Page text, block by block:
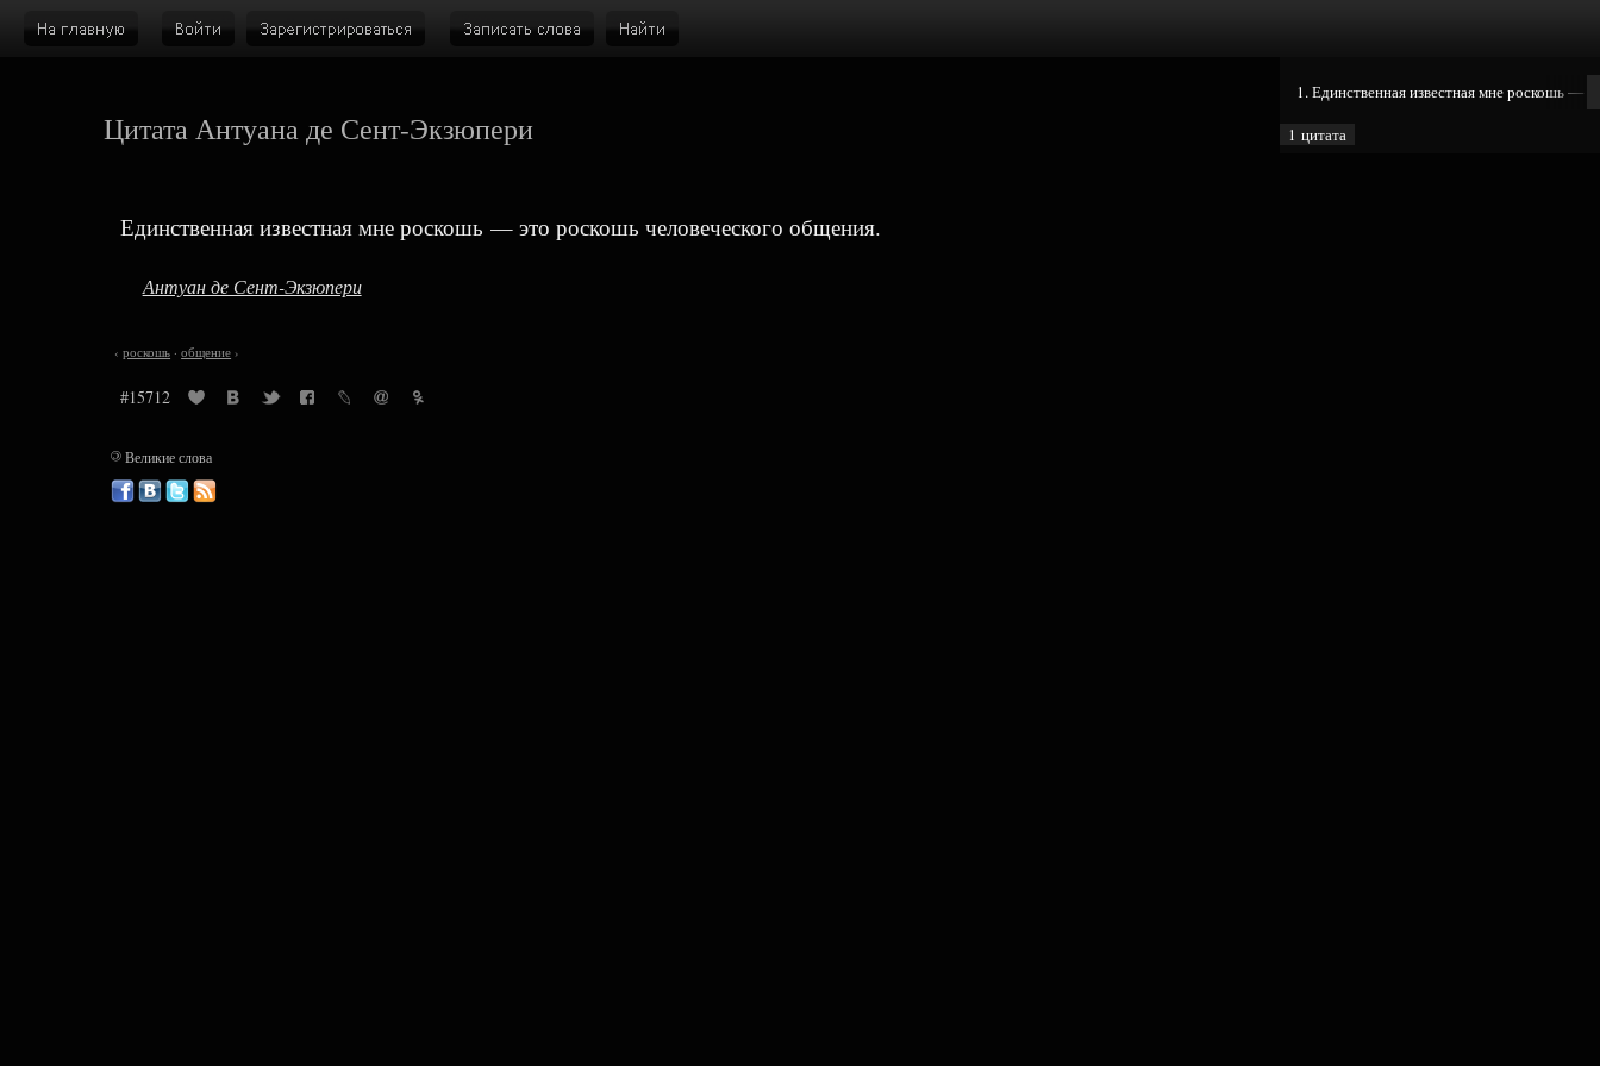
Цитата Антуана де Сент-Экзюпери
Единственная известная мне роскошь — это роскошь человеческого общения.
Антуан де Сент-Экзюпери
‹ роскошь ·общение ›
#15712
1. Единственная известная мне роскошь —
1 цитата
©Великие слова